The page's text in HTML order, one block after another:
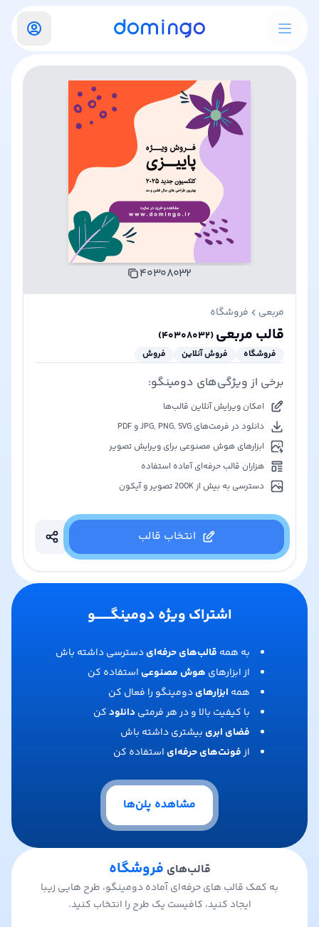
مربعی فروشگاه
قالب مربعی(۴۰۳۰۸۰۳۲)
فروشگاه فروش آنلاین فروش
برخی از ویژگی‌های دومینگو:
امکان ویرایش آنلاین قالب‌ها
دانلود در فرمت‌های JPG, PNG, SVG و PDF
ابزارهای هوش مصنوعی برای ویرایش تصویر
هزاران قالب حرفه‌ای آماده استفاده
دسترسی به بیش از 200K تصویر و آیکون
انتخاب قالب
۴۰۳۰۸۰۳۲
اشتراک ویژه دومینگـــــــو
به همه قالب‌های حرفه‌ایدسترسی داشته باش
از ابزارهای هوش مصنوعی استفاده کن
همه ابزارهایدومینگو را فعال کن
با کیفیت بالا و در هر فرمتی دانلودکن
فضای ابری بیشتری داشته باش
ازفونت‌های حرفه‌ای استفاده کن
مشاهده پلن‌ها
قالب‌های فروشگاه
به کمک قالب های حرفه‌ای آماده دومینگو، طرح هایی زیبا
ایجاد کنید، کافیست یک طرح را انتخاب کنید.